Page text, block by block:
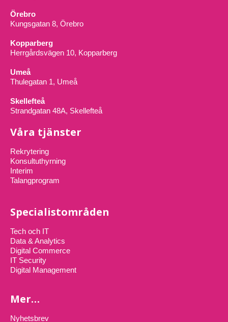
Örebro
Kungsgatan 8, Örebro
Kopparberg
Herrgårdsvägen 10, Kopparberg
Umeå
Thulegatan 1, Umeå
Skellefteå
Strandgatan 48A, Skellefteå
Våra tjänster
Rekrytering
Konsultuthyrning
Interim
Talangprogram
Specialistområden
Tech och IT
Data & Analytics
Digital Commerce
IT Security
Digital Management
Mer…
Nyhetsbrev